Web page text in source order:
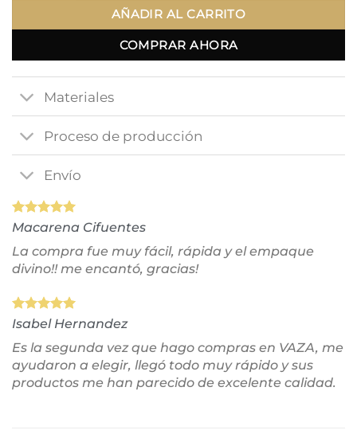
AÑADIR AL CARRITO
COMPRAR AHORA
Materiales
Proceso de producción
Envío
Macarena Cifuentes
La compra fue muy fácil, rápida y el empaque
divino!! me encantó, gracias!
Isabel Hernandez
Es la segunda vez que hago compras en VAZA, me
ayudaron a elegir, llegó todo muy rápido y sus
productos me han parecido de excelente calidad.